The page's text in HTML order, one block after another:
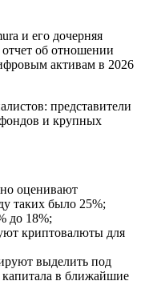
и его дочерняя
отчет об отношении
активам в 2026
представители
и крупных
оценивают
таких было 25%;
до 18%;
криптовалюты для
выделить под
в ближайшие